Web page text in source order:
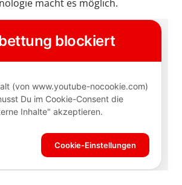
macht es möglich.